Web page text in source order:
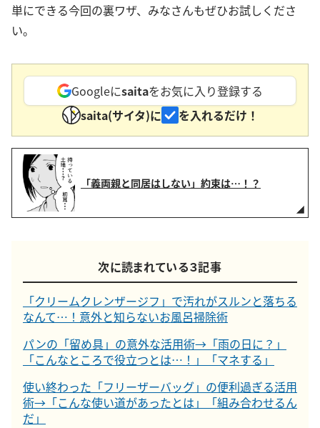
単にできる今回の裏ワザ、みなさんもぜひお試しくださ
い。
Googleにsaitaをお気に入り登録する
saita(サイタ)に
を入れるだけ！
「義両親と同居はしない」約束は…！？
次に読まれている３記事
「クリームクレンザージフ」で汚れがスルンと落ちる
なんて…！意外と知らないお風呂掃除術
パンの「留め具」の意外な活用術→「雨の日に？」
「こんなところで役立つとは…！」「マネする」
使い終わった「フリーザーバッグ」の便利過ぎる活用
術→「こんな使い道があったとは」「組み合わせるん
だ」